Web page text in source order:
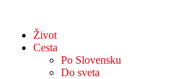
Život
Cesta
Po Slovensku
Do sveta